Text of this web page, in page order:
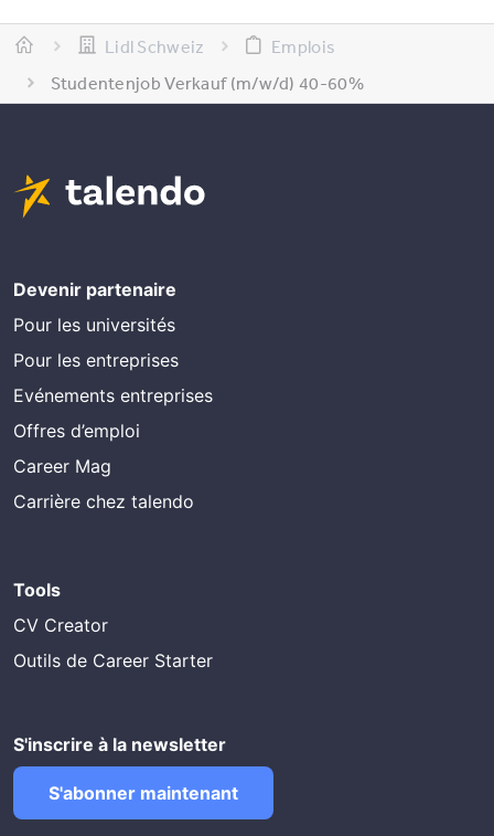
Lidl Schweiz
Emplois
Studentenjob Verkauf (m/w/d) 40-60%
Devenir partenaire
Pour les universités
Pour les entreprises
Evénements entreprises
Offres d’emploi
Career Mag
Carrière chez talendo
Tools
CV Creator
Outils de Career Starter
S'inscrire à la newsletter
S'abonner maintenant